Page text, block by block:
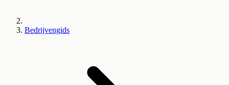
Bedrijvengids